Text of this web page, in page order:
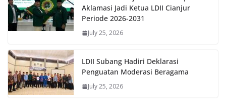
Aklamasi Jadi Ketua LDII Cianjur
Periode 2026-2031
July 25, 2026
LDII Subang Hadiri Deklarasi
Penguatan Moderasi Beragama
July 25, 2026